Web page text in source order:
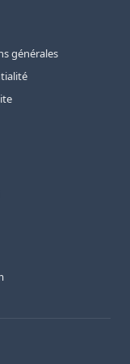
générales